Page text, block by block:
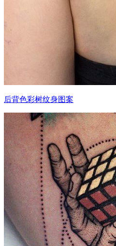
后背色彩树纹身图案